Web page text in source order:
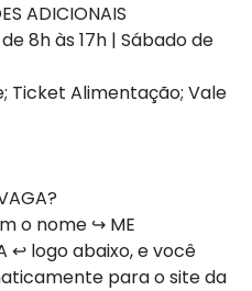
ADICIONAIS
8h às 17h | Sábado de
Ticket Alimentação; Vale
o nome ↪ ME
↩ logo abaixo, e você
para o site da